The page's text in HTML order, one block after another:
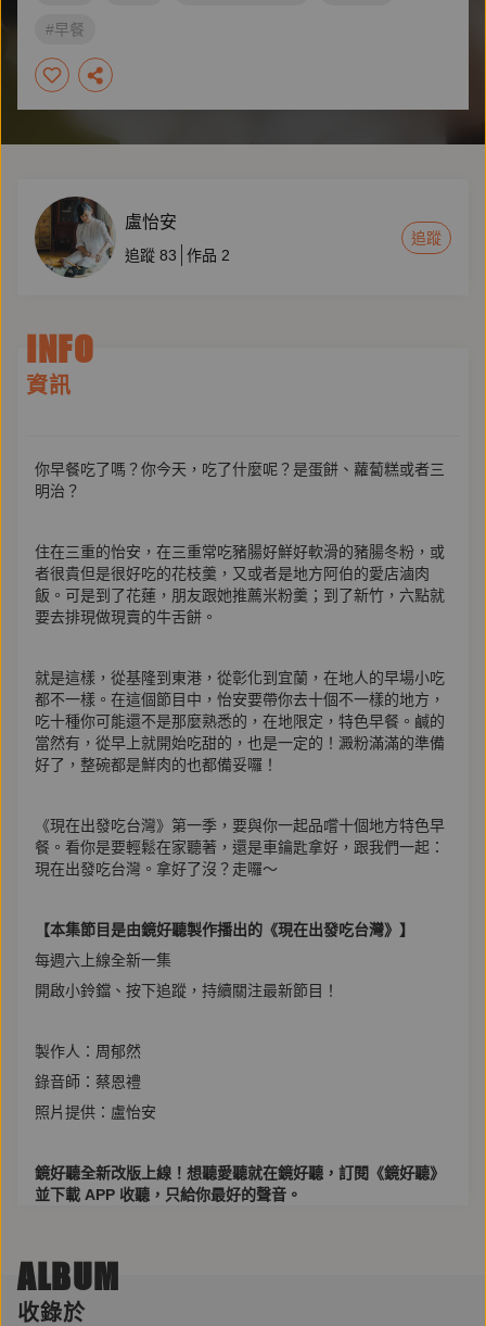
#早餐
盧怡安
追蹤 83 作品 2
追蹤
INFO
資訊
你早餐吃了嗎？你今天，吃了什麼呢？是蛋餅、蘿蔔糕或者三
明治？
住在三重的怡安，在三重常吃豬腸好鮮好軟滑的豬腸冬粉，或
者很貴但是很好吃的花枝羹，又或者是地方阿伯的愛店滷肉
飯。可是到了花蓮，朋友跟她推薦米粉羹；到了新竹，六點就
要去排現做現賣的牛舌餅。
就是這樣，從基隆到東港，從彰化到宜蘭，在地人的早場小吃
都不一樣。在這個節目中，怡安要帶你去十個不一樣的地方，
吃十種你可能還不是那麼熟悉的，在地限定，特色早餐。鹹的
當然有，從早上就開始吃甜的，也是一定的！澱粉滿滿的準備
好了，整碗都是鮮肉的也都備妥囉！
《現在出發吃台灣》第一季，要與你一起品嚐十個地方特色早
餐。看你是要輕鬆在家聽著，還是車鑰匙拿好，跟我們一起：
現在出發吃台灣。拿好了沒？走囉～
【本集節目是由鏡好聽製作播出的《現在出發吃台灣》】
每週六上線全新一集
開啟小鈴鐺、按下追蹤，持續關注最新節目！
製作人：周郁然
錄音師：蔡恩禮
照片提供：盧怡安
鏡好聽全新改版上線！想聽愛聽就在鏡好聽，訂閱《鏡好聽》
並下載 APP 收聽，只給你最好的聲音。
| 免費下載《鏡好聽》APP：
https://mirrormediafb.pros.is/LY67K
ALBUM
收錄於